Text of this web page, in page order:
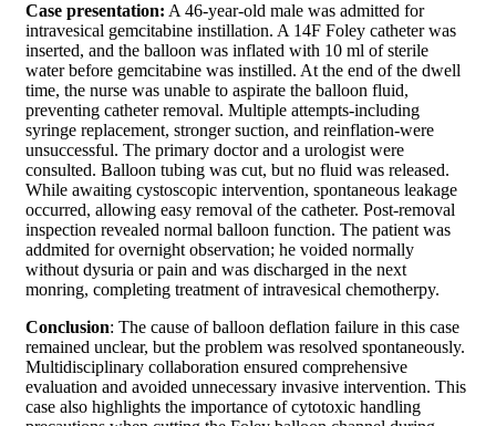
Case presentation: A 46-year-old male was admitted for
intravesical gemcitabine instillation. A 14F Foley catheter was
inserted, and the balloon was inflated with 10 ml of sterile
water before gemcitabine was instilled. At the end of the dwell
time, the nurse was unable to aspirate the balloon fluid,
preventing catheter removal. Multiple attempts-including
syringe replacement, stronger suction, and reinflation-were
unsuccessful. The primary doctor and a urologist were
consulted. Balloon tubing was cut, but no fluid was released.
While awaiting cystoscopic intervention, spontaneous leakage
occurred, allowing easy removal of the catheter. Post-removal
inspection revealed normal balloon function. The patient was
addmited for overnight observation; he voided normally
without dysuria or pain and was discharged in the next
monring, completing treatment of intravesical chemotherpy.
Conclusion: The cause of balloon deflation failure in this case
remained unclear, but the problem was resolved spontaneously.
Multidisciplinary collaboration ensured comprehensive
evaluation and avoided unnecessary invasive intervention. This
case also highlights the importance of cytotoxic handling